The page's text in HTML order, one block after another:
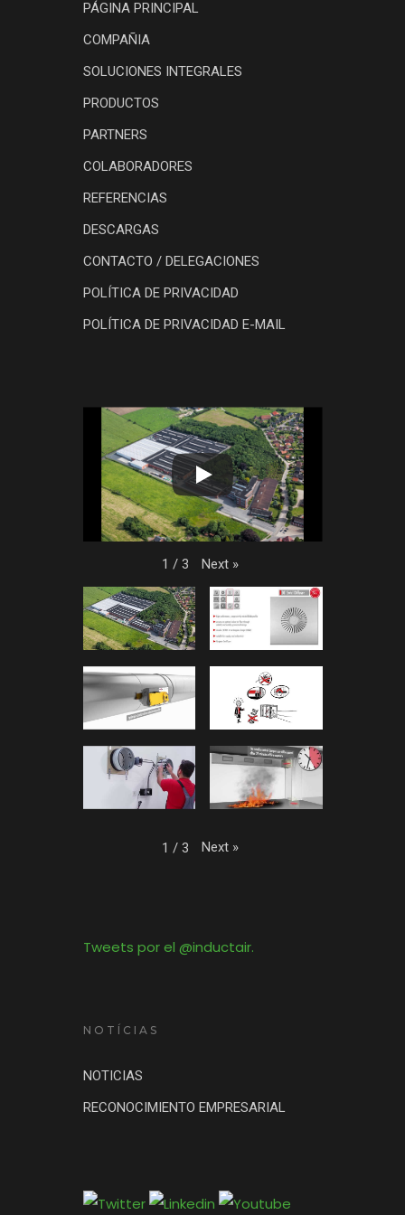
PÁGINA PRINCIPAL
COMPAÑIA
SOLUCIONES INTEGRALES
PRODUCTOS
PARTNERS
COLABORADORES
REFERENCIAS
DESCARGAS
CONTACTO / DELEGACIONES
POLÍTICA DE PRIVACIDAD
POLÍTICA DE PRIVACIDAD E-MAIL
1 / 3 Next »
1 / 3 Next »
Tweets por el @inductair.
NOTÍCIAS
NOTICIAS
RECONOCIMIENTO EMPRESARIAL